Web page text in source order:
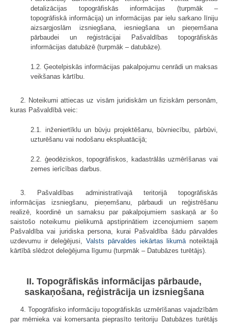
detalizācijas topogrāfiskās informācijas (turpmāk –
topogrāfiskā informācija) un informācijas par ielu sarkano līniju
aizsargjoslām izsniegšana, iesniegšana un pieņemšana
pārbaudei un reģistrācijai Pašvaldības topogrāfiskās
informācijas datubāzē (turpmāk – datubāze).
1.2. Ģeotelpiskās informācijas pakalpojumu cenrādi un maksas
veikšanas kārtību.
2. Noteikumi attiecas uz visām juridiskām un fiziskām personām,
kuras Pašvaldībā veic:
2.1. inženiertīklu un būvju projektēšanu, būvniecību, pārbūvi,
uzturēšanu vai nodošanu ekspluatācijā;
2.2. ģeodēziskos, topogrāfiskos, kadastrālās uzmērīšanas vai
zemes ierīcības darbus.
3. Pašvaldības administratīvajā teritorijā topogrāfiskās
informācijas izsniegšanu, pieņemšanu, pārbaudi un reģistrēšanu
realizē, koordinē un samaksu par pakalpojumiem saskaņā ar šo
saistošo noteikumu pielikumā apstiprinātiem izcenojumiem saņem
Pašvaldība vai juridiska persona, kurai Pašvaldība šādu pārvaldes
uzdevumu ir deleģējusi,Valsts pārvaldes iekārtas likumā noteiktajā
kārtībā slēdzot deleģējuma līgumu (turpmāk – Datubāzes turētājs).
II. Topogrāfiskās informācijas pārbaude,
saskaņošana, reģistrācija un izsniegšana
4. Topogrāfisko informāciju topogrāfiskās uzmērīšanas vajadzībām
par mērnieka vai komersanta pieprasīto teritoriju Datubāzes turētājs